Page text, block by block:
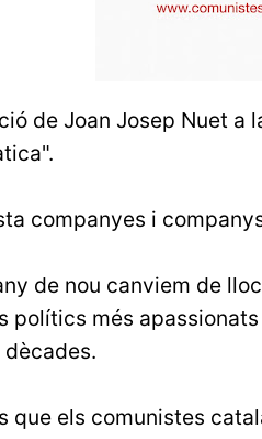
de Joan Josep Nuet a
companyes i
de nou canviem de
polítics més
que els comunistes